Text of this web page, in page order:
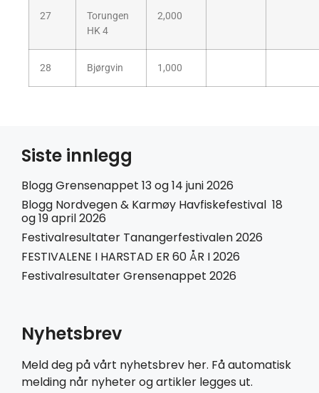
27
Torungen
HK 4
2,000
28 Bjørgvin 1,000
Siste innlegg
Blogg Grensenappet 13 og 14 juni 2026
Blogg Nordvegen & Karmøy Havfiskefestival 18
og 19 april 2026
Festivalresultater Tanangerfestivalen 2026
FESTIVALENE I HARSTAD ER 60 ÅR I 2026
Festivalresultater Grensenappet 2026
Nyhetsbrev
Meld deg på vårt nyhetsbrev her. Få automatisk
melding når nyheter og artikler legges ut.